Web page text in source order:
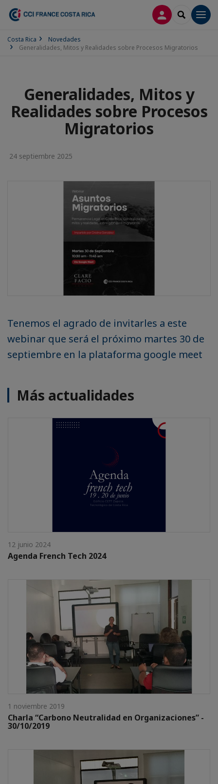
CONECTARSE
SEARCH
Costa Rica
Novedades
Generalidades, Mitos y Realidades sobre Procesos Migratorios
Generalidades, Mitos y
Realidades sobre Procesos
Migratorios
24 septiembre 2025
Tenemos el agrado de invitarles a este
webinar que será el próximo martes 30 de
septiembre en la plataforma google meet
Más actualidades
12 junio 2024
Agenda French Tech 2024
1 noviembre 2019
Charla “Carbono Neutralidad en Organizaciones” -
30/10/2019